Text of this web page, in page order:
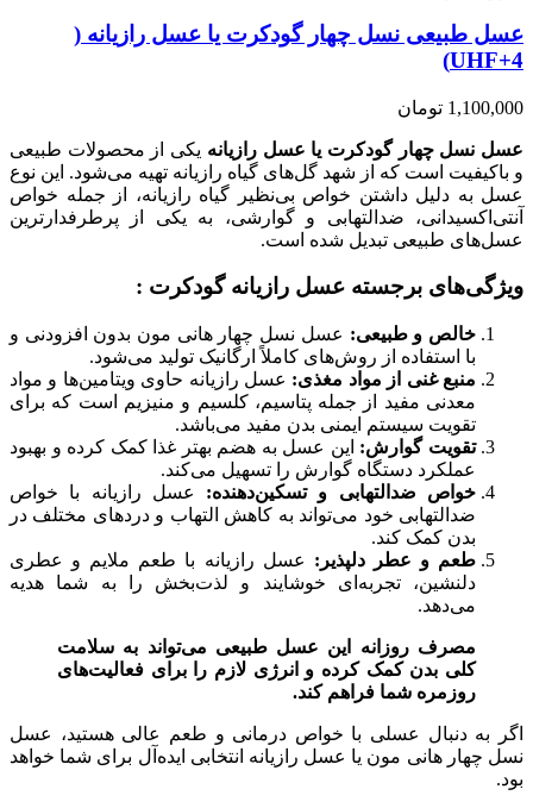
عسل طبیعی نسل چهار گودکرت یا عسل رازیانه (
UHF+4)
1,100,000 تومان
عسل نسل چهار گودکرت یا عسل رازیانه یکی از محصولات طبیعی
و باکیفیت است که از شهد گل‌های گیاه رازیانه تهیه می‌شود. این نوع
عسل به دلیل داشتن خواص بی‌نظیر گیاه رازیانه، از جمله خواص
آنتی‌اکسیدانی، ضدالتهابی و گوارشی، به یکی از پرطرفدارترین
عسل‌های طبیعی تبدیل شده است.
ویژگی‌های برجسته عسل رازیانه گودکرت :
خالص و طبیعی: عسل نسل چهار هانی مون بدون افزودنی و
با استفاده از روش‌های کاملاً ارگانیک تولید می‌شود.
منبع غنی از مواد مغذی: عسل رازیانه حاوی ویتامین‌ها و مواد
معدنی مفید از جمله پتاسیم، کلسیم و منیزیم است که برای
تقویت سیستم ایمنی بدن مفید می‌باشد.
تقویت گوارش: این عسل به هضم بهتر غذا کمک کرده و بهبود
عملکرد دستگاه گوارش را تسهیل می‌کند.
خواص ضدالتهابی و تسکین‌دهنده: عسل رازیانه با خواص
ضدالتهابی خود می‌تواند به کاهش التهاب و دردهای مختلف در
بدن کمک کند.
طعم و عطر دلپذیر: عسل رازیانه با طعم ملایم و عطری
دلنشین، تجربه‌ای خوشایند و لذت‌بخش را به شما هدیه
می‌دهد.
مصرف روزانه این عسل طبیعی می‌تواند به سلامت
کلی بدن کمک کرده و انرژی لازم را برای فعالیت‌های
روزمره شما فراهم کند.
اگر به دنبال عسلی با خواص درمانی و طعم عالی هستید، عسل
نسل چهار هانی مون یا عسل رازیانه انتخابی ایده‌آل برای شما خواهد
بود.